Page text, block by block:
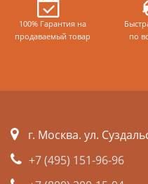
100% Гарантия на
продаваемый товар
по
г. Москва. ул.
+7 (495) 151-96-96